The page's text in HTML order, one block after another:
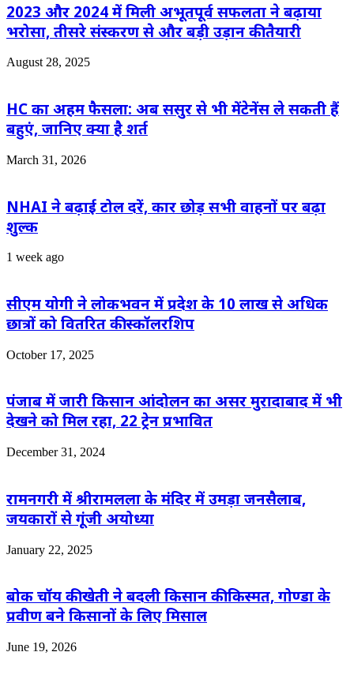
2023 और 2024 में मिली अभूतपूर्व सफलता ने बढ़ाया
भरोसा, तीसरे संस्करण से और बड़ी उड़ान की तैयारी
August 28, 2025
HC का अहम फैसला: अब ससुर से भी मेंटेनेंस ले सकती हैं
बहुएं, जानिए क्या है शर्त
March 31, 2026
NHAI ने बढ़ाई टोल दरें, कार छोड़ सभी वाहनों पर बढ़ा
शुल्क
1 week ago
सीएम योगी ने लोकभवन में प्रदेश के 10 लाख से अधिक
छात्रों को वितरित की स्कॉलरशिप
October 17, 2025
पंजाब में जारी किसान आंदोलन का असर मुरादाबाद में भी
देखने को मिल रहा, 22 ट्रेन प्रभावित
December 31, 2024
रामनगरी में श्रीरामलला के मंदिर में उमड़ा जनसैलाब,
जयकारों से गूंजी अयोध्या
January 22, 2025
बोक चॉय की खेती ने बदली किसान की किस्मत, गोण्डा के
प्रवीण बने किसानों के लिए मिसाल
June 19, 2026